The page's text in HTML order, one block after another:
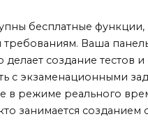
бесплатные функции,
Ваша
делает создание
с экзаменационными
в режиме реального
занимается созданием